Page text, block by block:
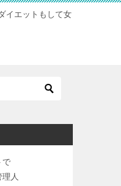
イエットもして女
で
人